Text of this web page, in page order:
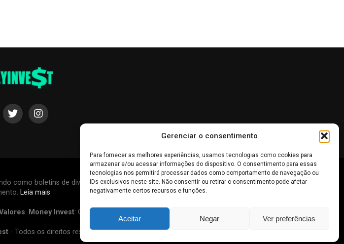
Gerenciar o consentimento
Para fornecer as melhores experiências, usamos tecnologias como cookies para
armazenar e/ou acessar informações do dispositivo. O consentimento para essas
tecnologias nos permitirá processar dados como comportamento de navegação ou
IDs exclusivos neste site. Não consentir ou retirar o consentimento pode afetar
negativamente certos recursos e funções.
Aceitar Negar Ver preferências
como boletins de divulgação, e não devem ser interpretadas como recomendações de
Leia mais
. Money Invest: O futuro do
- Todos os direitos reservados